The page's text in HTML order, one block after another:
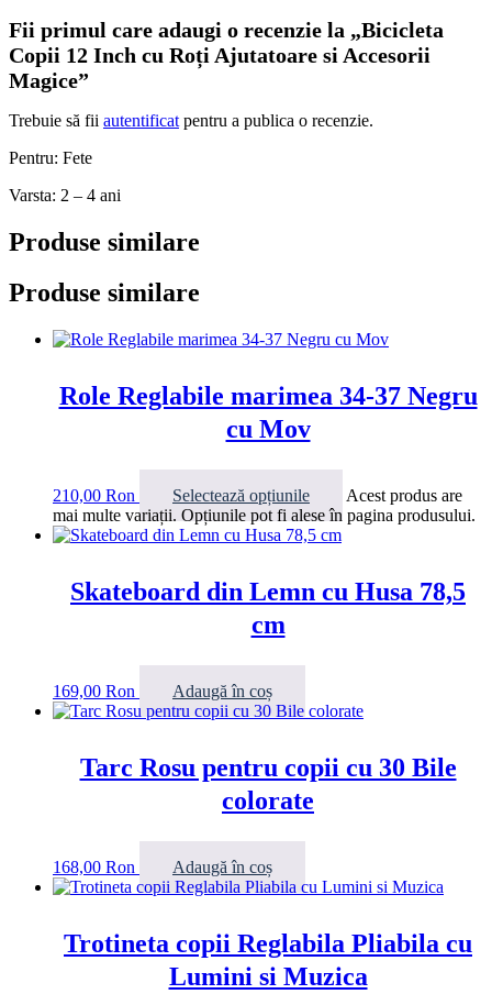
Fii primul care adaugi o recenzie la „Bicicleta
Copii 12 Inch cu Roți Ajutatoare si Accesorii
Magice”
Trebuie să fii autentificat pentru a publica o recenzie.
Pentru: Fete
Varsta: 2 – 4 ani
Produse similare
Produse similare
Role Reglabile marimea 34-37 Negru
cu Mov
210,00 Ron Selectează opțiunile
Acest produs are
mai multe variații. Opțiunile pot fi alese în pagina produsului.
Skateboard din Lemn cu Husa 78,5
cm
169,00 Ron Adaugă în coș
Tarc Rosu pentru copii cu 30 Bile
colorate
168,00 Ron Adaugă în coș
Trotineta copii Reglabila Pliabila cu
Lumini si Muzica